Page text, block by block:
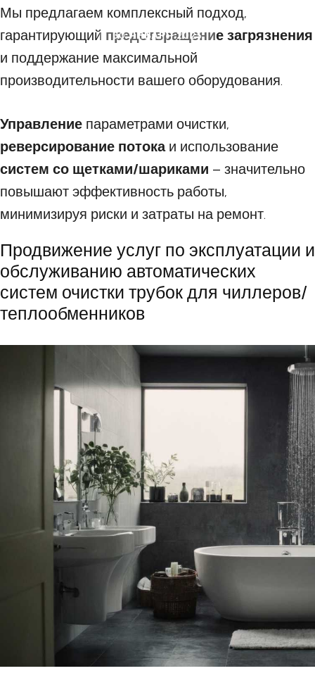
30 ЯНВАРЯ 2025
Мы предлагаем комплексный подход,
гарантирующий предотвращение загрязнения
и поддержание максимальной
производительности вашего оборудования.
Управление параметрами очистки,
реверсирование потокаи использование
систем со щетками/шариками – значительно
повышают эффективность работы,
минимизируя риски и затраты на ремонт.
Продвижение услуг по эксплуатации и
обслуживанию автоматических
систем очистки трубок для чиллеров/
теплообменников